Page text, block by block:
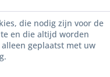
die nodig zijn voor de
en die altijd worden
geplaatst met uw